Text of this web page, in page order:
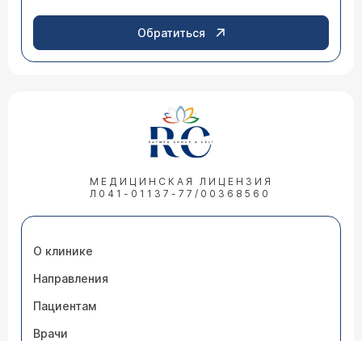
Обратиться
МЕДИЦИНСКАЯ ЛИЦЕНЗИЯ
Л041-01137-77/00368560
О клинике
Направления
Пациентам
Врачи